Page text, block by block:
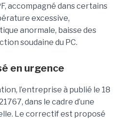
accompagné dans certains
excessive,
anormale, baisse des
soudaine du PC.
en urgence
l’entreprise à publié le 18
dans le cadre d’une
Le correctif est proposé